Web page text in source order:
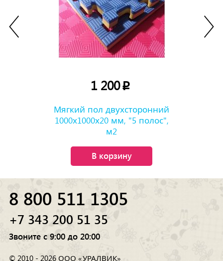
1 200p
Мягкий пол двухсторонний
1000х1000х20 мм, "5 полос",
м2
В корзину
8 800 511 1305
+7 343 200 51 35
Звоните с 9:00 до 20:00
© 2010 - 2026 ООО «УРАЛВИК»